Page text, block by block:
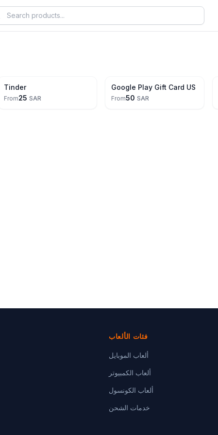
Tinder
From25 SAR
Google Play Gift Card US
From50 SAR
فئات الألعاب
ألعاب الموبايل
ألعاب الكمبيوتر
ألعاب الكونسول
خدمات الشحن